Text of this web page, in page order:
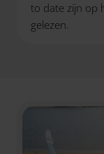
to date zijn op
gelezen.